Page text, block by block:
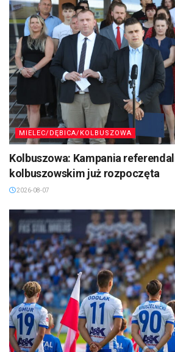
MIELEC/DĘBICA/KOLBUSZOWA
Kolbuszowa: Kampania
kolbuszowskim już rozpoczęta
2026-08-07